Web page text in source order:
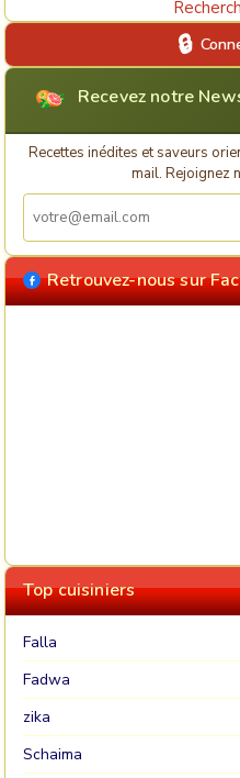
Recevez notre
Recettes inédites et saveurs
mail. Rejoignez
Retrouvez-nous sur
Top cuisiniers
Falla
Fadwa
zika
Schaima